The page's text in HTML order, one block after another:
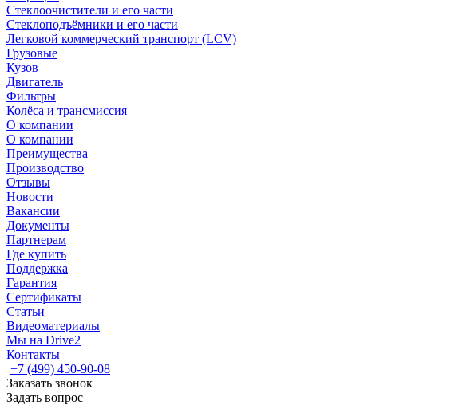
Стеклоочистители и его части
Стеклоподъёмники и его части
Легковой коммерческий транспорт (LCV)
Грузовые
Кузов
Двигатель
Фильтры
Колёса и трансмиссия
О компании
О компании
Преимущества
Производство
Отзывы
Новости
Вакансии
Документы
Партнерам
Где купить
Поддержка
Гарантия
Сертификаты
Статьи
Видеоматериалы
Мы на Drive2
Контакты
+7 (499) 450-90-08
Заказать звонок
Задать вопрос